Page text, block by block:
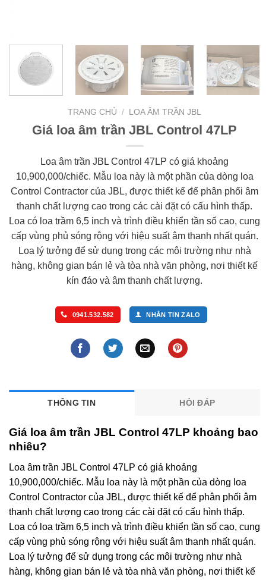
TRANG CHỦ / LOA ÂM TRẦN JBL
Giá loa âm trần JBL Control 47LP
Loa âm trần JBL Control 47LP có giá khoảng
10,900,000/chiếc. Mẫu loa này là một phần của dòng loa
Control Contractor của JBL, được thiết kế để phân phối âm
thanh chất lượng cao trong các cài đặt có cấu hình thấp.
Loa có loa trầm 6,5 inch và trình điều khiển tần số cao, cung
cấp vùng phủ sóng rộng với hiệu suất âm thanh nhất quán.
Loa lý tưởng để sử dụng trong các môi trường như nhà
hàng, không gian bán lẻ và tòa nhà văn phòng, nơi thiết kế
kín đáo và âm thanh chất lượng.
0941.532.582 NHẮN TIN ZALO
THÔNG TIN HỎI ĐÁP
Giá loa âm trần JBL Control 47LP khoảng bao
nhiêu?
Loa âm trần JBL Control 47LP có giá khoảng
10,900,000/chiếc. Mẫu loa này là một phần của dòng loa
Control Contractor của JBL, được thiết kế để phân phối âm
thanh chất lượng cao trong các cài đặt có cấu hình thấp.
Loa có loa trầm 6,5 inch và trình điều khiển tần số cao, cung
cấp vùng phủ sóng rộng với hiệu suất âm thanh nhất quán.
Loa lý tưởng để sử dụng trong các môi trường như nhà
hàng, không gian bán lẻ và tòa nhà văn phòng, nơi thiết kế